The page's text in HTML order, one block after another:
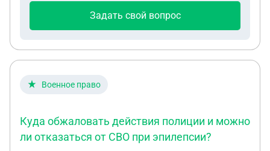
теряет и может воспользоваться для получения
действий для легализации, постановки на учёт и
отчислен он сейчас, а приказ о зачислении будет
Задать свой вопрос
Военное право
Куда обжаловать действия полиции и можно
ли отказаться от СВО при эпилепсии?